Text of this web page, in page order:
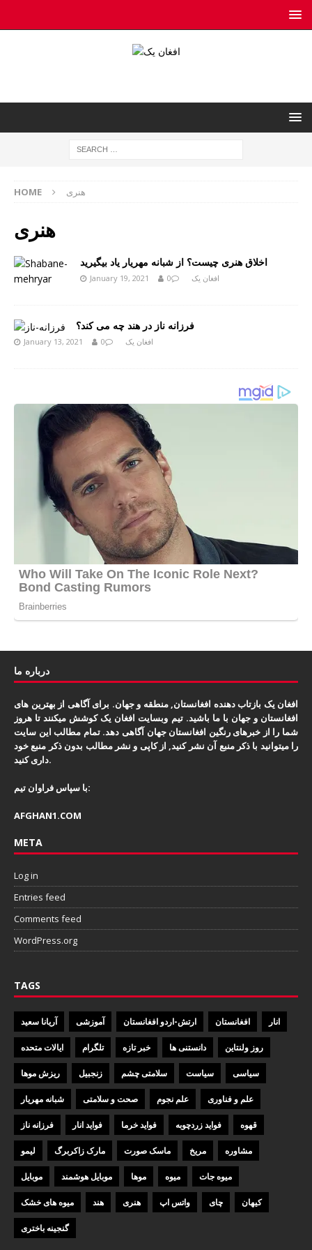
HOME هنری
هنری
اخلاق هنری چیست؟ از شبانه مهریار یاد بیگیرید
January 19, 2021 افغان یک 0
فرزانه ناز در هند چه می کند؟
January 13, 2021 افغان یک 0
درباره ما
افغان یک بازتاب دهنده افغانستان, منطقه و جهان. برای آگاهی از بهترین های
افغانستان و جهان با ما باشید. تیم وبسایت افغان یک کوشش میکنند تا هروز
شما را از خبرهای رنگین افغانستان جهان آگاهی دهد. تمام مطالب این سایت
را میتوانید با ذکر منبع آن نشر کنید, از کاپی و نشر مطالب بدون ذکر منبع خود
داری کنید.
با سپاس فراوان تیم:
AFGHAN1.COM
META
Log in
Entries feed
Comments feed
WordPress.org
TAGS
آریانا سعید آموزشی ارتش-اردو افغانستان افغانستان انار
ایالات متحده تلگرام خبر تازه دانستنی ها روز ولنتاین
ریزش موها زنجبیل سلامتی چشم سیاست سیاسی
شبانه مهریار صحت و سلامتی علم نجوم علم و فناوری
فرزانه ناز فواید انار فواید خرما فواید زردچوبه قهوه
لیمو مارک زاکربرگ ماسک صورت مریخ مشاوره
موبایل موبایل هوشمند موها میوه میوه جات
میوه های خشک هند هنری واتس اپ چای کیهان
گنجینه باختری